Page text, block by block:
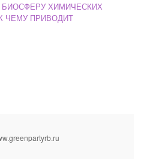
ХИМИЧЕСКИХ
ЧЕМУ ПРИВОДИТ